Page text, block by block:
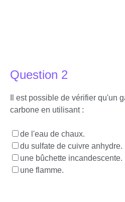
Question 2
Il est possible de vérifier qu'un
carbone en utilisant :
de l'eau de chaux.
du sulfate de cuivre anhydre.
une bûchette incandescente.
une flamme.